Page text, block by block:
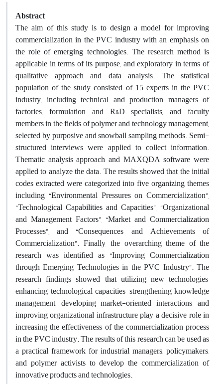
Abstract
The aim of this study is to design a model for improving
commercialization in the PVC industry with an emphasis on
the role of emerging technologies. The research method is
applicable in terms of its purpose, and exploratory in terms of
qualitative approach and data analysis. The statistical
population of the study consisted of 15 experts in the PVC
industry, including technical and production managers of
factories, formulation and R&D specialists, and faculty
members in the fields of polymer and technology management,
selected by purposive and snowball sampling methods. Semi-
structured interviews were applied to collect information.
Thematic analysis approach and MAXQDA software were
applied to analyze the data. The results showed that the initial
codes extracted were categorized into five organizing themes
including “Environmental Pressures on Commercialization”,
“Technological Capabilities and Capacities”, “Organizational
and Management Factors”, “Market and Commercialization
Processes”, and “Consequences and Achievements of
Commercialization”. Finally, the overarching theme of the
research was identified as “Improving Commercialization
through Emerging Technologies in the PVC Industry”. The
research findings showed that utilizing new technologies,
enhancing technological capacities, strengthening knowledge
management, developing market-oriented interactions, and
improving organizational infrastructure play a decisive role in
increasing the effectiveness of the commercialization process
in the PVC industry. The results of this research can be used as
a practical framework for industrial managers, policymakers,
and polymer activists to develop the commercialization of
innovative products and technologies.